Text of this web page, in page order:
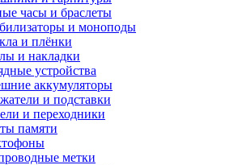
часы и браслеты
и моноподы
и плёнки
и накладки
устройства
аккумуляторы
и подставки
и переходники
памяти
метки